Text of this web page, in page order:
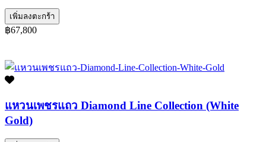
เพิ่มลงตะกร้า
฿67,800
แหวนเพชรแถว Diamond Line Collection (White
Gold)